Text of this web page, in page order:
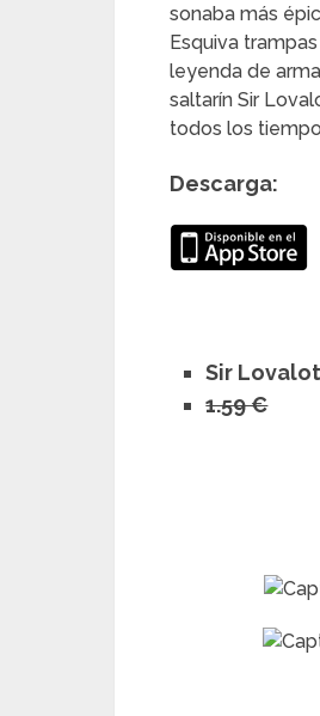
sonaba más
Esquiva
leyenda de
saltarín Sir
todos los
Descarga:
Sir Lovalot
1.59 €